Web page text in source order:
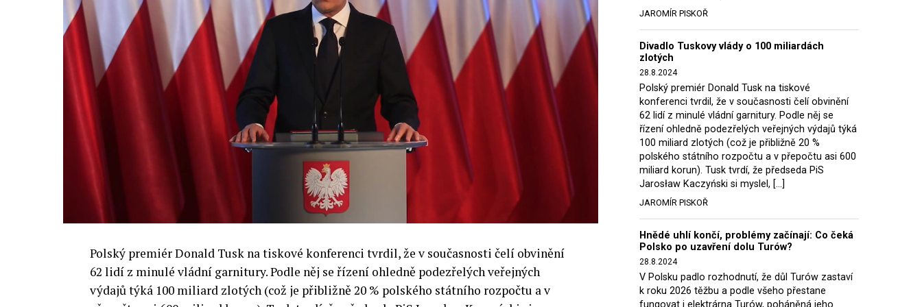
diskutovat problémy a výzvy, kterým bude muset trh čelit tváří v tvář zásadním
technologickým změnám. Účastníci fóra také zváží, do jaké míry investice do vědeckého
výzkumu a moderních technologií umělé inteligence v mnoha oblastech života umožní
Evropské unii obnovit konkurenceschopnost ve vztahu ke globálním ekonomikám a
nutnosti zajistit bezpečnost evropských zemí.
Polský premiér Donald Tusk na tiskové konferenci tvrdil, že v současnosti čelí obvinění
62 lidí z minulé vládní garnitury. Podle něj se řízení ohledně podezřelých veřejných
výdajů týká 100 miliard zlotých (což je přibližně 20 % polského státního rozpočtu a v
JAROMÍR PISKOŘ
Divadlo Tuskovy vlády o 100 miliardách
zlotých
28.8.2024
Polský premiér Donald Tusk na tiskové
konferenci tvrdil, že v současnosti čelí obvinění
62 lidí z minulé vládní garnitury. Podle něj se
řízení ohledně podezřelých veřejných výdajů týká
100 miliard zlotých (což je přibližně 20 %
polského státního rozpočtu a v přepočtu asi 600
miliard korun). Tusk tvrdí, že předseda PiS
Jarosław Kaczyński si myslel, […]
JAROMÍR PISKOŘ
Hnědé uhlí končí, problémy začínají: Co čeká
Polsko po uzavření dolu Turów?
28.8.2024
V Polsku padlo rozhodnutí, že důl Turów zastaví
k roku 2026 těžbu a podle všeho přestane
fungovat i elektrárna Turów, poháněná jeho